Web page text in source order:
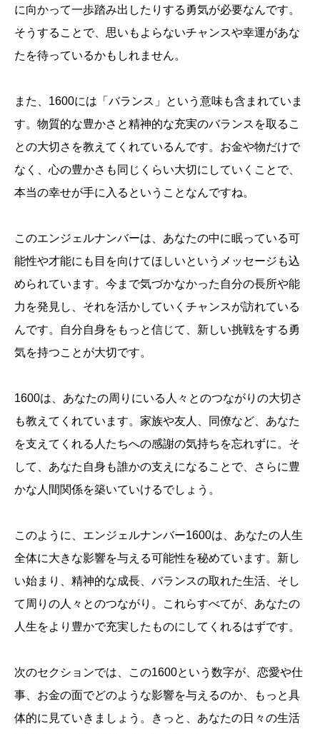
に向かって一歩踏み出したりする勇気が必要なんです。
そうすることで、思いもよらないチャンスや幸運があな
たを待っているかもしれません。
また、1600には「バランス」という意味も含まれていま
す。物質的な豊かさと精神的な充実のバランスを取るこ
との大切さを教えてくれているんです。お金や物だけで
なく、心の豊かさも同じくらい大切にしていくことで、
本当の幸せが手に入るということなんですね。
このエンジェルナンバーは、あなたの中に眠っている可
能性や才能にも目を向けてほしいというメッセージも込
められています。今まで気づかなかった自分の長所や能
力を発見し、それを活かしていくチャンスが訪れている
んです。自分自身をもっと信じて、新しい挑戦をする勇
気を持つことが大切です。
1600は、あなたの周りにいる人々とのつながりの大切さ
も教えてくれています。家族や友人、同僚など、あなた
を支えてくれる人たちへの感謝の気持ちを忘れずに。そ
して、あなた自身も誰かの支えになることで、さらに豊
かな人間関係を築いていけるでしょう。
このように、エンジェルナンバー1600は、あなたの人生
全体に大きな影響を与える可能性を秘めています。新し
い始まり、精神的な成長、バランスの取れた生活、そし
て周りの人々とのつながり。これらすべてが、あなたの
人生をより豊かで充実したものにしてくれるはずです。
次のセクションでは、この1600という数字が、恋愛や仕
事、お金の面でどのような影響を与えるのか、もっと具
体的に見ていきましょう。きっと、あなたの日々の生活